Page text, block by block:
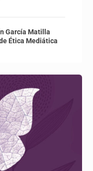
García Matilla
Ética Mediática